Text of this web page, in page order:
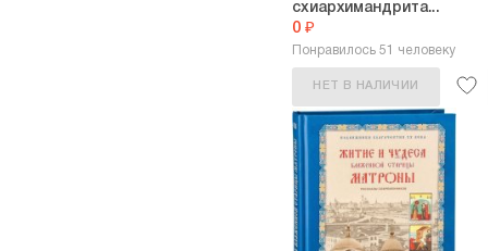
схиархимандрита...
0 ₽
Понравилось 51 человеку
НЕТ В НАЛИЧИИ